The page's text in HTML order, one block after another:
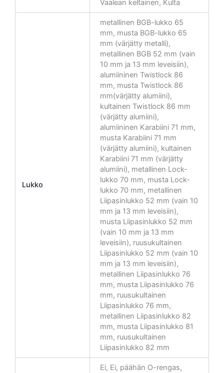
Vaalean keltainen, Kulta
Lukko
metallinen BGB-lukko 65
mm, musta BGB-lukko 65
mm (värjätty metalli),
metallinen BGB 52 mm (vain
10 mm ja 13 mm leveisiin),
alumiininen Twistlock 86
mm, musta Twistlock 86
mm(värjätty alumiini),
kultainen Twistlock 86 mm
(värjätty alumiini),
alumiininen Karabiini 71 mm,
musta Karabiini 71 mm
(värjätty alumiini), kultainen
Karabiini 71 mm (värjätty
alumiini), metallinen Lock-
lukko 70 mm, musta Lock-
lukko 70 mm, metallinen
Liipasinlukko 52 mm (vain 10
mm ja 13 mm leveisiin),
musta Liipasinlukko 52 mm
(vain 10 mm ja 13 mm
leveisiin), ruusukultainen
Liipasinlukko 52 mm (vain 10
mm ja 13 mm leveisiin),
metallinen Liipasinlukko 76
mm, musta Liipasinlukko 76
mm, ruusukultainen
Liipasinlukko 76 mm,
metallinen Liipasinlukko 82
mm, musta Liipasinlukko 81
mm, ruusukultainen
Liipasinlukko 82 mm
Ei, Ei, päähän O-rengas,